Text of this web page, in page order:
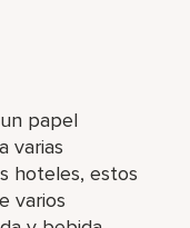
papel
varias
hoteles, estos
varios